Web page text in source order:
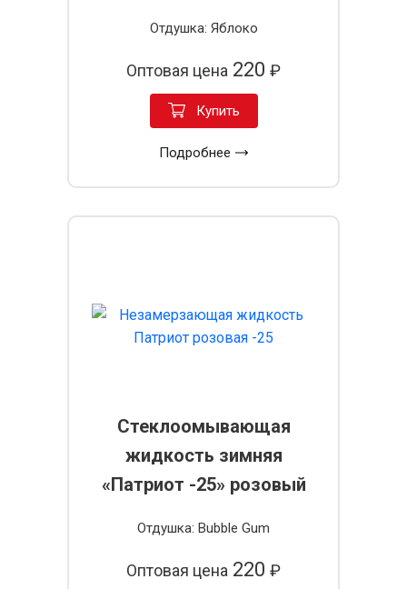
Отдушка: Яблоко
Оптовая цена 220 ₽
Купить
Подробнее
Стеклоомывающая
жидкость зимняя
«Патриот -25» розовый
Отдушка: Bubble Gum
Оптовая цена 220 ₽